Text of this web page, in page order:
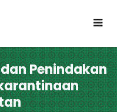
Penindakan